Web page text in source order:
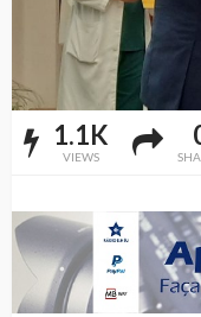
1.1K
VIEWS